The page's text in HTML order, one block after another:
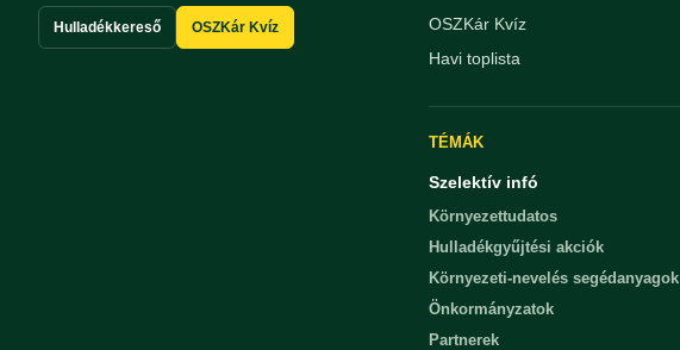
Hulladékkereső OSZKár Kvíz
OSZKár Kvíz
Havi toplista
TÉMÁK
Szelektív infó
Környezettudatos
Hulladékgyűjtési akciók
Környezeti-nevelés segédanyagok
Önkormányzatok
Partnerek